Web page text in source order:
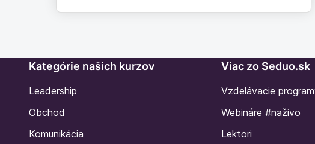
Kategórie našich kurzov
Leadership
Obchod
Komunikácia
Viac zo Seduo.sk
Vzdelávacie
Webináre #naživo
Lektori